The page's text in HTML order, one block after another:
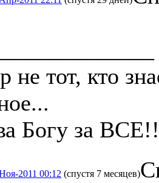
не тот, кто
Богу за
2011 00:12 (спустя 7 месяцев)